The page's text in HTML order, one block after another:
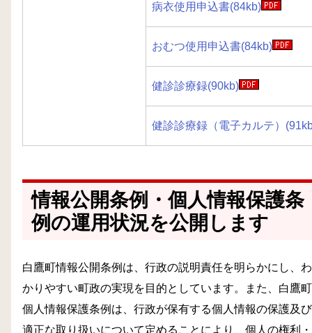
病衣使用申込書(84kb)
おむつ使用申込書(84kb)
健診診療録(90kb)
健診診療録（電子カルテ）
情報公開条例・個人情報保護条
例の運用状況を公開します
白鷹町情報公開条例は、行政の説明責任を明らかにし、わ
かりやすい町政の実現を目的としています。また、白鷹町
個人情報保護条例は、行政が保有する個人情報の保護及び
適正な取り扱いについて定めることにより、個人の権利・